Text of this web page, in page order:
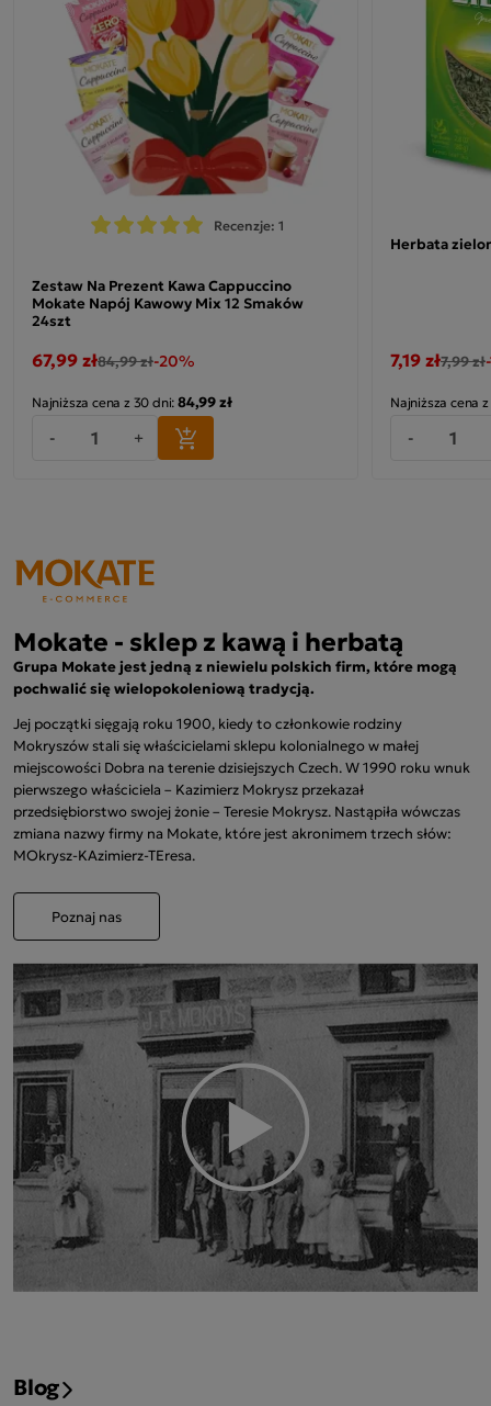
Mokate - sklep z kawą i herbatą
Grupa Mokate jest jedną z niewielu polskich firm, które mogą
pochwalić się wielopokoleniową tradycją.
Jej początki sięgają roku 1900, kiedy to członkowie rodziny
Mokryszów stali się właścicielami sklepu kolonialnego w małej
miejscowości Dobra na terenie dzisiejszych Czech. W 1990 roku wnuk
pierwszego właściciela – Kazimierz Mokrysz przekazał
przedsiębiorstwo swojej żonie – Teresie Mokrysz. Nastąpiła wówczas
zmiana nazwy firmy na Mokate, które jest akronimem trzech słów:
MOkrysz-KAzimierz-TEresa.
Poznaj nas
Blog
Recenzje: 1
Zestaw Na Prezent Kawa Cappuccino
Mokate Napój Kawowy Mix 12 Smaków
24szt
67,99 zł84,99 zł-20%
Najniższa cena z 30 dni:84,99 zł
- +
Herbata
7,19 zł7,99 zł
Najniższa cena
-